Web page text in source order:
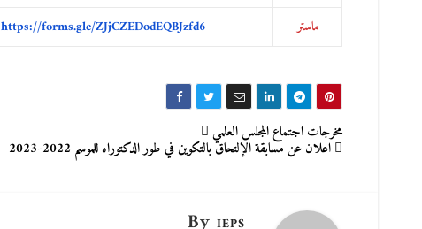
ماستر
https://forms.gle/ZJjCZEDodEQBJzfd6
تصفّح
المقالات
مخرجات اجتماع المجلس العلمي
اعلان عن مسابقة الإلتحاق بالتكوين في طور الدكتوراه للموسم 2022-2023
By IEPS